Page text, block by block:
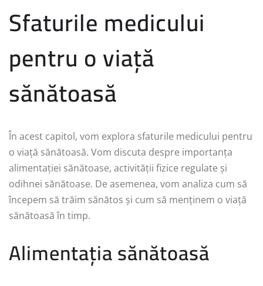
Sfaturile medicului
pentru o viață
sănătoasă
În acest capitol, vom explora sfaturile medicului pentru
o viață sănătoasă. Vom discuta despre importanța
alimentației sănătoase, activității fizice regulate și
odihnei sănătoase. De asemenea, vom analiza cum să
începem să trăim sănătos și cum să menținem o viață
sănătoasă în timp.
Alimentația sănătoasă